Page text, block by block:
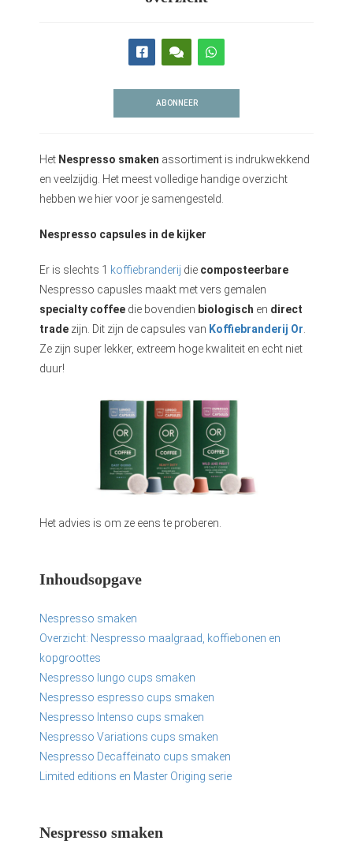
ABONNEER
Het Nespresso smaken assortiment is indrukwekkend
en veelzijdig. Het meest volledige handige overzicht
hebben we hier voor je samengesteld.
Nespresso capsules in de kijker
Er is slechts 1 koffiebranderij die composteerbare
Nespresso capusles maakt met vers gemalen
specialty coffee die bovendien biologisch en direct
trade zijn. Dit zijn de capsules van Koffiebranderij Or.
Ze zijn super lekker, extreem hoge kwaliteit en echt niet
duur!
Het advies is om ze eens te proberen.
Inhoudsopgave
Nespresso smaken
Overzicht: Nespresso maalgraad, koffiebonen en
kopgroottes
Nespresso lungo cups smaken
Nespresso espresso cups smaken
Nespresso Intenso cups smaken
Nespresso Variations cups smaken
Nespresso Decaffeinato cups smaken
Limited editions en Master Origing serie
Nespresso smaken
over
op
gebruikt
te